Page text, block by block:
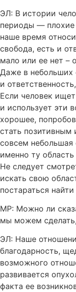
ЭЛ: В истории
периоды — плохие
наше время
свобода, есть и
мало или ее нет –
Даже в небольших
и
Если человек
и использует эти
хорошее,
стать
совсем
именно ту
Не следует
искать свою
постараться
МР: Можно ли
мы можем
ЭЛ: Наше
благодарность,
возможного
развивается
факта ее